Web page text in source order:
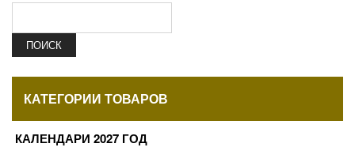
ПОИСК
КАТЕГОРИИ ТОВАРОВ
КАЛЕНДАРИ 2027 ГОД